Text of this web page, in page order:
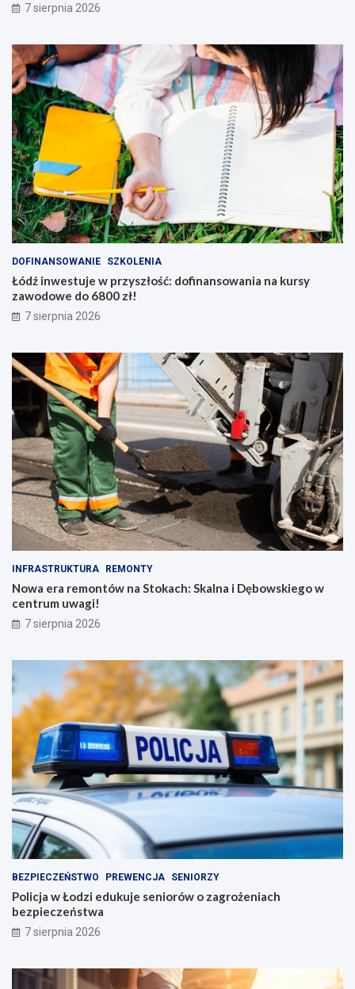
7 sierpnia 2026
DOFINANSOWANIE SZKOLENIA
Łódź inwestuje w przyszłość: dofinansowania na kursy
zawodowe do 6800 zł!
7 sierpnia 2026
INFRASTRUKTURA REMONTY
Nowa era remontów na Stokach: Skalna i Dębowskiego w
centrum uwagi!
7 sierpnia 2026
BEZPIECZEŃSTWO PREWENCJA SENIORZY
Policja w Łodzi edukuje seniorów o zagrożeniach
bezpieczeństwa
7 sierpnia 2026